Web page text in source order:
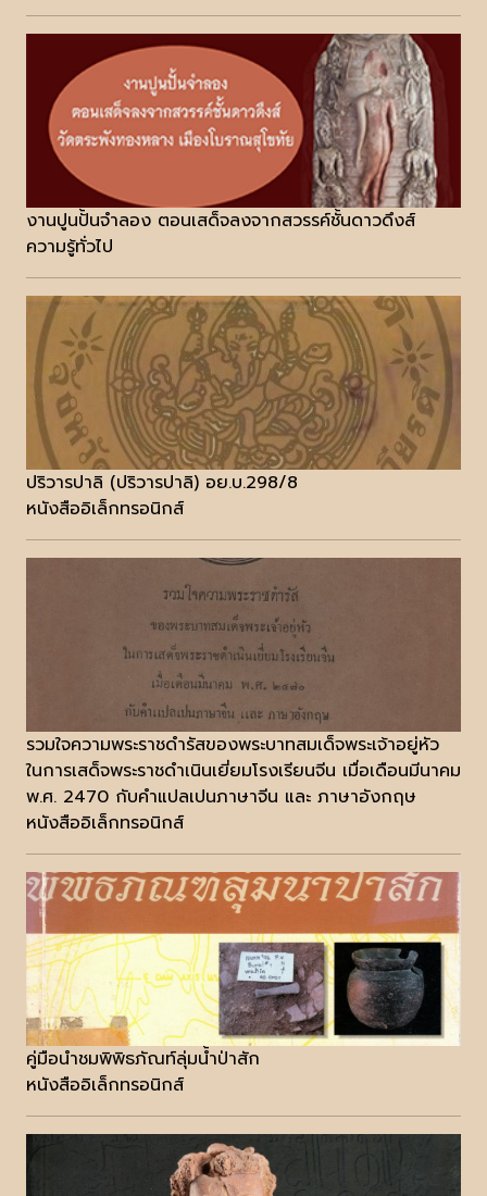
งานปูนปั้นจำลอง ตอนเสด็จลงจากสวรรค์ชั้นดาวดึงส์
ความรู้ทั่วไป
ปริวารปาลิ (ปริวารปาลิ) อย.บ.298/8
หนังสืออิเล็กทรอนิกส์
รวมใจความพระราชดำรัสของพระบาทสมเด็จพระเจ้าอยู่หัว
ในการเสด็จพระราชดำเนินเยี่ยมโรงเรียนจีน เมื่อเดือนมีนาคม
พ.ศ. 2470 กับคำแปลเปนภาษาจีน และ ภาษาอังกฤษ
หนังสืออิเล็กทรอนิกส์
คู่มือนำชมพิพิธภัณท์ลุ่มน้ำป่าสัก
หนังสืออิเล็กทรอนิกส์